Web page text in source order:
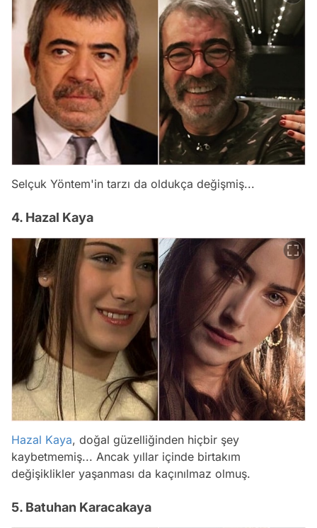
Selçuk Yöntem'in tarzı da oldukça değişmiş...
4. Hazal Kaya
Hazal Kaya, doğal güzelliğinden hiçbir şey
kaybetmemiş... Ancak yıllar içinde birtakım
değişiklikler yaşanması da kaçınılmaz olmuş.
5. Batuhan Karacakaya